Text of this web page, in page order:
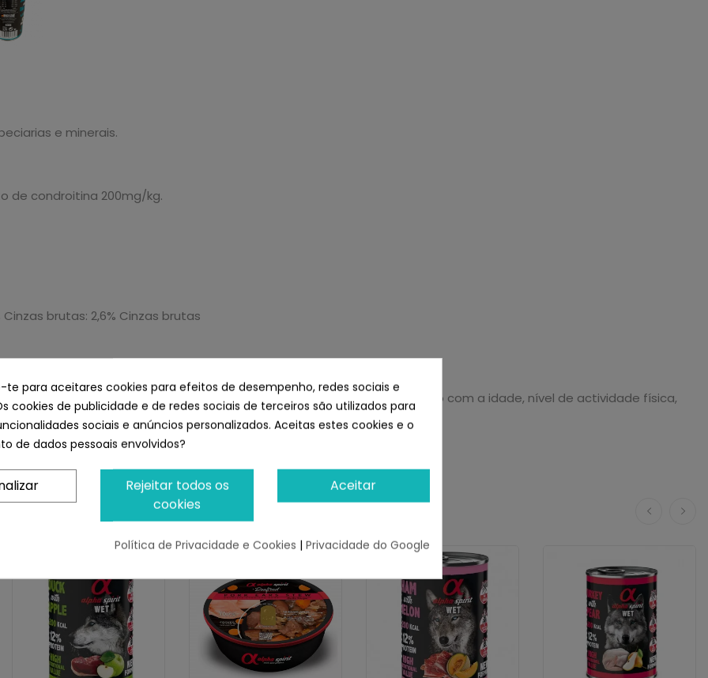
e minerais.
de condroitina 200mg/kg.
brutas: 2,6% Cinzas brutas
ponto de referência, variando a quantidade de alimentos de acordo com a idade, nível de actividade física,
de estimação.
Sardina con Plátano 400gr
te para aceitares cookies para efeitos de desempenho, redes sociais e
cookies de publicidade e de redes sociais de terceiros são utilizados para
sociais e anúncios personalizados. Aceitas estes cookies e o
de dados pessoais envolvidos?
Aceitar
Rejeitar todos os
cookies
Política de Privacidade e Cookies | Privacidade do Google